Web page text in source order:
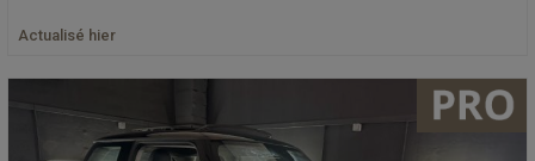
Actualisé hier